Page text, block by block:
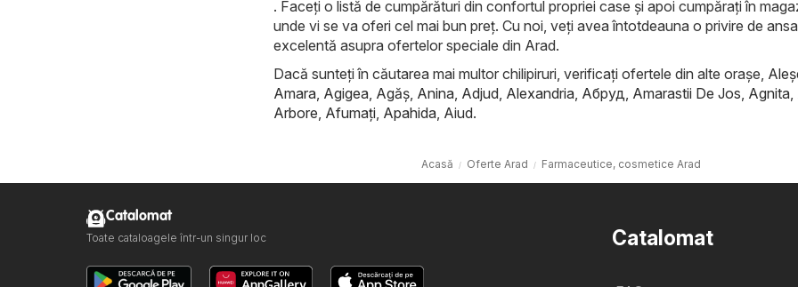
. Faceți o listă de cumpărături din confortul propriei case și apoi cumpărați în
unde vi se va oferi cel mai bun preț. Cu noi, veți avea întotdeauna o privire de
excelentă asupra ofertelor speciale din Arad.
Dacă sunteți în căutarea mai multor chilipiruri, verificați ofertele din alte orașe,
Amara, Agigea, Agăş, Anina, Adjud, Alexandria, Абруд, Amarastii De Jos, Agnita,
Arbore, Afumaţi, Apahida, Aiud.
Acasă Oferte Arad Farmaceutice, cosmetice Arad
Catalomat
Catalomat
Toate cataloagele într-un singur loc